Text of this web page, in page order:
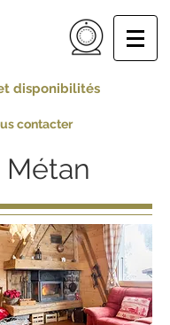
disponibilités
contacter
Métan